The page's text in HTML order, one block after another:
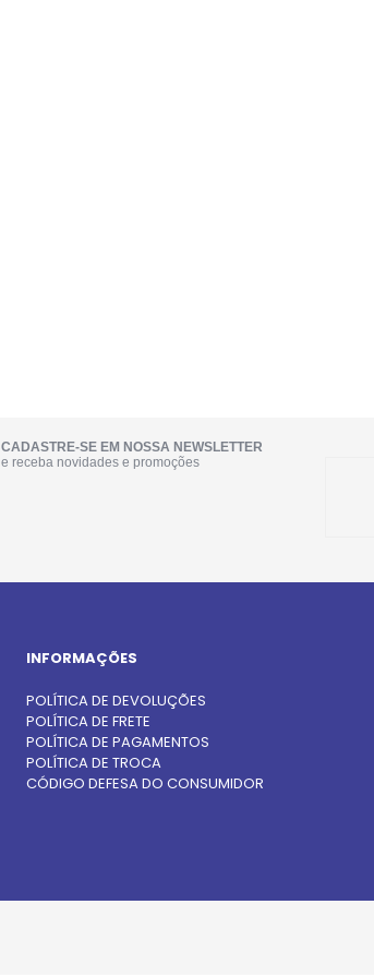
CADASTRE-SE EM NOSSA NEWSLETTER
e receba novidades e promoções
INFORMAÇÕES
POLÍTICA DE DEVOLUÇÕES
POLÍTICA DE FRETE
POLÍTICA DE PAGAMENTOS
POLÍTICA DE TROCA
CÓDIGO DEFESA DO CONSUMIDOR